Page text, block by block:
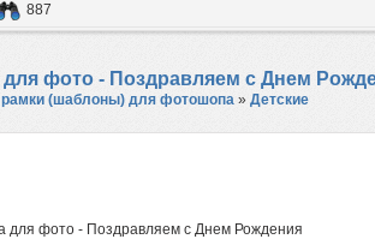
887
для фото - Поздравляем с Днем
рамки (шаблоны) для фотошопа » Детские
для фото - Поздравляем с Днем Рождения